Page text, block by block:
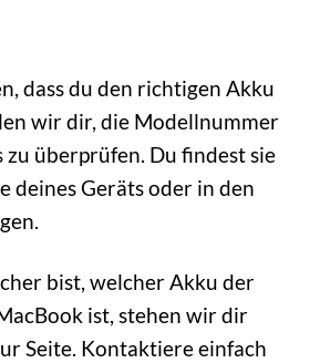
dass du den richtigen Akku
wir dir, die Modellnummer
zu überprüfen. Du findest sie
deines Geräts oder in den
bist, welcher Akku der
ist, stehen wir dir
Seite. Kontaktiere einfach